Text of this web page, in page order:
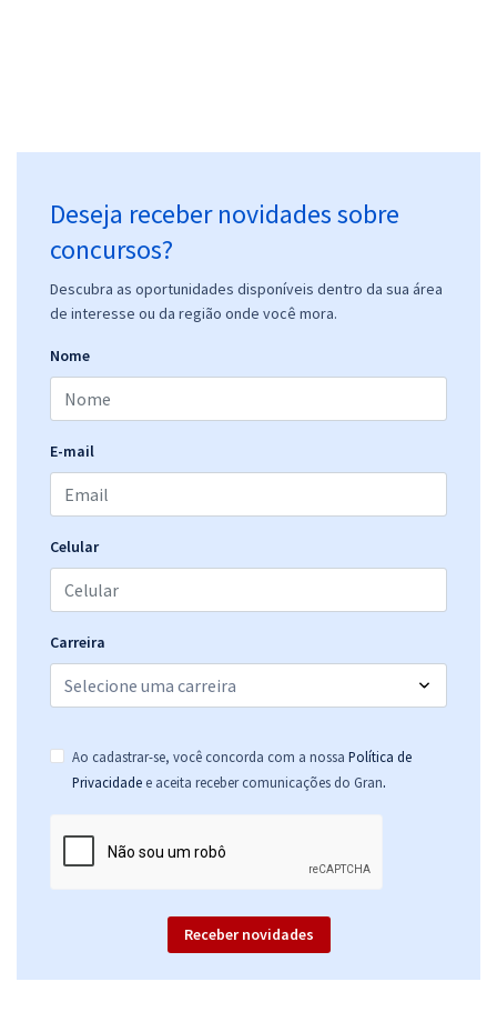
Deseja receber novidades sobre
concursos?
Descubra as oportunidades disponíveis dentro da sua área
de interesse ou da região onde você mora.
Nome
E-mail
Celular
Carreira
Ao cadastrar-se, você concorda com a nossa Política de
Privacidade e aceita receber comunicações do Gran.
Receber novidades